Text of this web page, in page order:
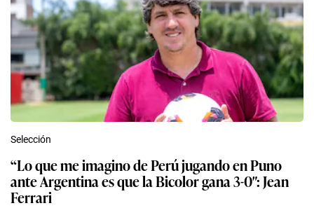
Selección
“Lo que me imagino de Perú jugando en Puno
ante Argentina es que la Bicolor gana 3-0″: Jean
Ferrari